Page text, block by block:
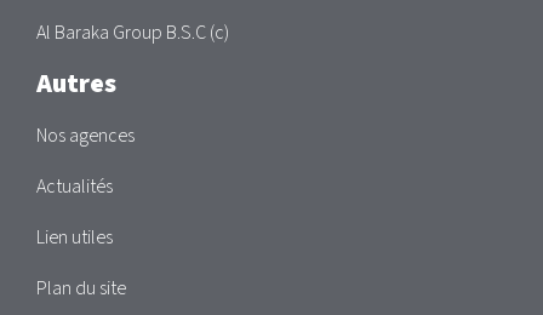
Al Baraka Group B.S.C (c)
Autres
Nos agences
Actualités
Lien utiles
Plan du site